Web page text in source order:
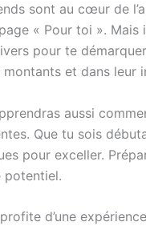
sont au cœur de
« Pour toi ».
pour te
montants et dans leur
aussi
Que tu sois
pour exceller.
potentiel.
d’une